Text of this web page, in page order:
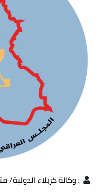
وكالة كربلاء الدولية/